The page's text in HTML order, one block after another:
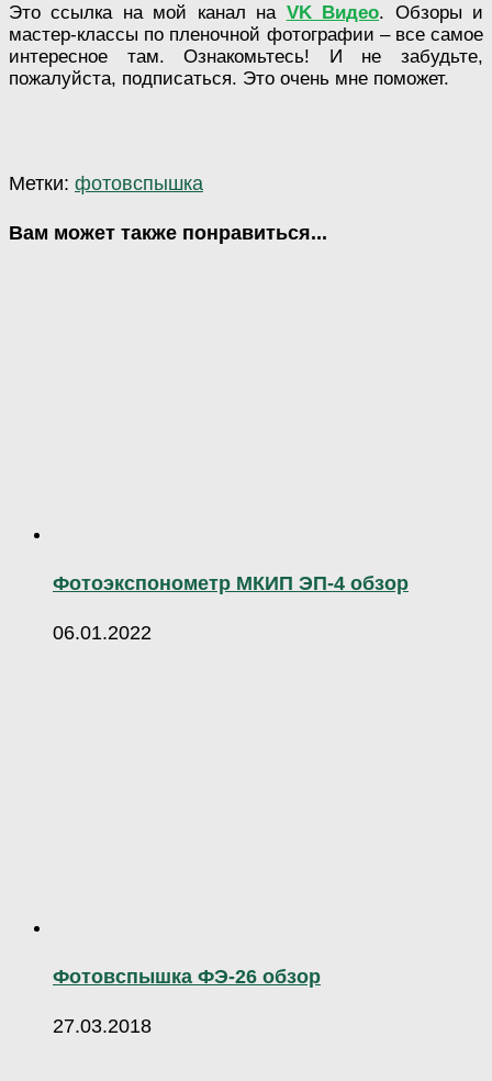
Это ссылка на мой канал на VK Видео. Обзоры и
мастер-классы по пленочной фотографии – все самое
интересное там. Ознакомьтесь! И не забудьте,
пожалуйста, подписаться. Это очень мне поможет.
Метки: фотовспышка
Вам может также понравиться...
Фотоэкспонометр МКИП ЭП-4 обзор
06.01.2022
Фотовспышка ФЭ-26 обзор
27.03.2018